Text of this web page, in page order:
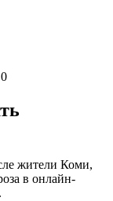
0
жители Коми,
в онлайн-